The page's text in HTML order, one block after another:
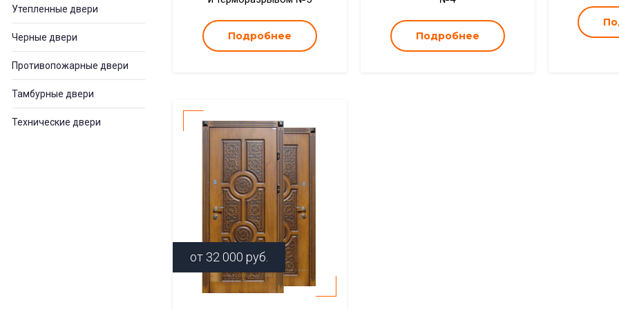
Утепленные двери
Черные двери
Противопожарные двери
Тамбурные двери
Технические двери
Подробнее Подробнее
от 32 000 руб.